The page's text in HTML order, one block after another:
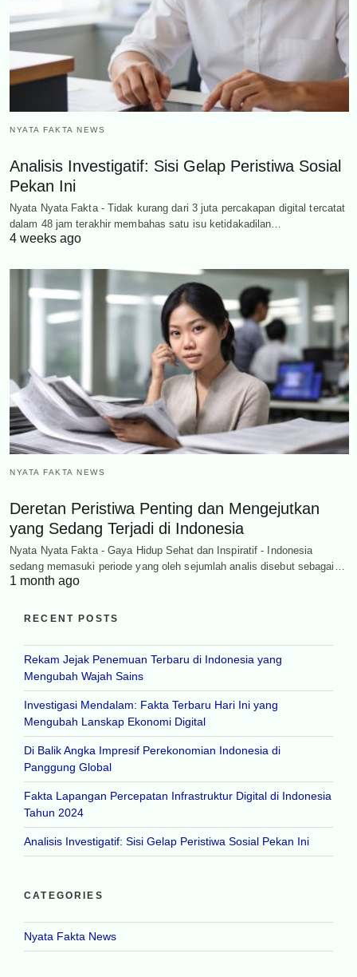
NYATA FAKTA NEWS
Analisis Investigatif: Sisi Gelap Peristiwa Sosial
Pekan Ini
Nyata Nyata Fakta - Tidak kurang dari 3 juta percakapan digital tercatat
dalam 48 jam terakhir membahas satu isu ketidakadilan…
4 weeks ago
NYATA FAKTA NEWS
Deretan Peristiwa Penting dan Mengejutkan
yang Sedang Terjadi di Indonesia
Nyata Nyata Fakta - Gaya Hidup Sehat dan Inspiratif - Indonesia
sedang memasuki periode yang oleh sejumlah analis disebut sebagai…
1 month ago
RECENT POSTS
Rekam Jejak Penemuan Terbaru di Indonesia yang
Mengubah Wajah Sains
Investigasi Mendalam: Fakta Terbaru Hari Ini yang
Mengubah Lanskap Ekonomi Digital
Di Balik Angka Impresif Perekonomian Indonesia di
Panggung Global
Fakta Lapangan Percepatan Infrastruktur Digital di Indonesia
Tahun 2024
Analisis Investigatif: Sisi Gelap Peristiwa Sosial Pekan Ini
CATEGORIES
Nyata Fakta News